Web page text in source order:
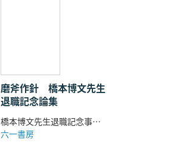
磨斧作針 橋本博文先生
退職記念論集
橋本博文先生退職記念事業実行委員会 編
六一書房